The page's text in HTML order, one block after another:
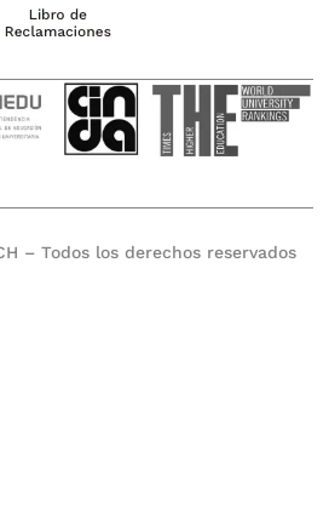
– Todos los derechos reservados